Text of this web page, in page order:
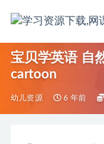
宝贝学英语 自
cartoon
幼儿资源 6 年前